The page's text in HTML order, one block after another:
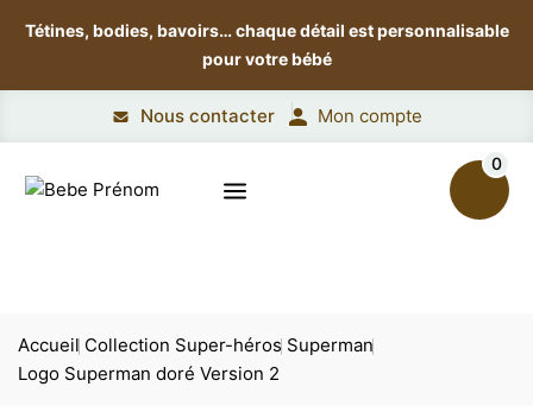
Tétines, bodies, bavoirs…chaque détail est personnalisable
pour votre bébé
Nous contacter Mon compte
0
Accueil Collection Super-héros Superman
Logo Superman doré Version 2